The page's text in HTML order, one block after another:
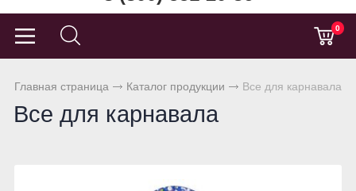
0
Главная страница Каталог продукции Все для карнавала
Все для карнавала